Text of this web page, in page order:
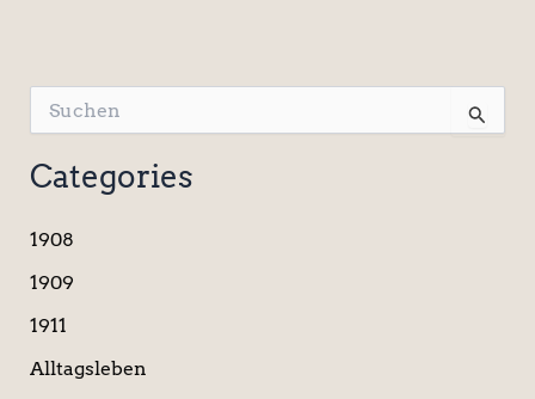
u
c
h
n
a
h
Categories
1908
1909
1911
Alltagsleben